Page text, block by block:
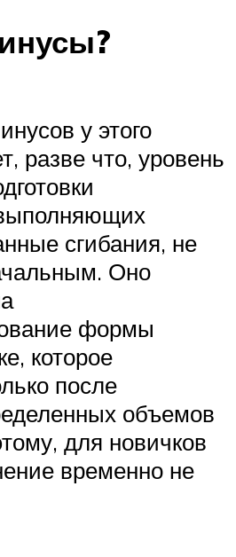
у этого
разве что, уровень
сгибания, не
Оно
формы
которое
после
объемов
для новичков
временно не